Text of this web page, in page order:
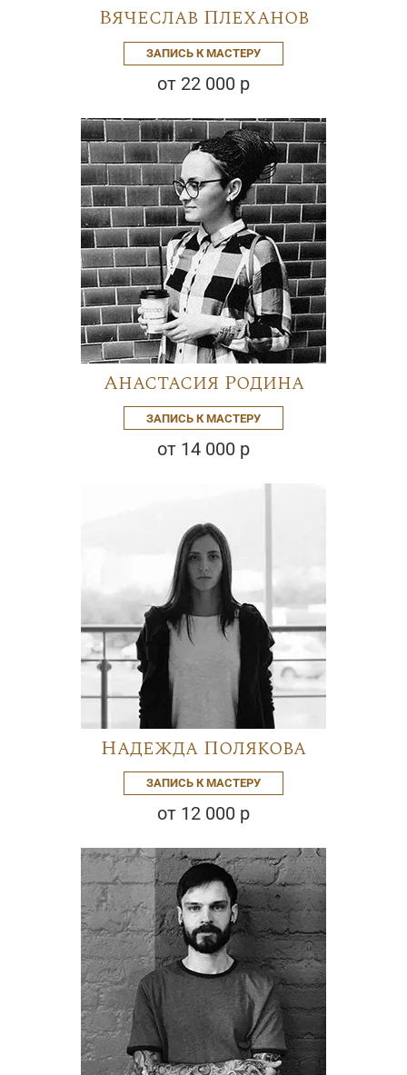
Вячеслав Плеханов
ЗАПИСЬ К МАСТЕРУ
от 22 000 р
Анастасия Родина
ЗАПИСЬ К МАСТЕРУ
от 14 000 р
Надежда Полякова
ЗАПИСЬ К МАСТЕРУ
от 12 000 р